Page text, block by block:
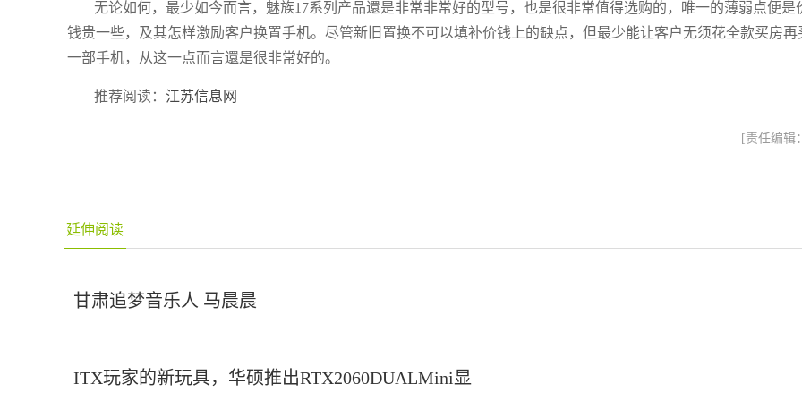
无论如何，最少如今而言，魅族17系列产品還是非常非常好的型号，也是很非常值得选购的，唯一的薄弱点便是
钱贵一些，及其怎样激励客户换置手机。尽管新旧置换不可以填补价钱上的缺点，但最少能让客户无须花全款买房再
一部手机，从这一点而言還是很非常好的。
推荐阅读： 江苏信息网
[责任编辑
延伸阅读
甘肃追梦音乐人 马晨晨
ITX玩家的新玩具，华硕推出RTX2060DUALMini显